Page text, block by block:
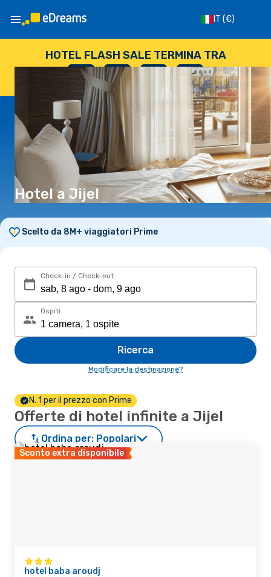
IT (€)
HOTEL FLASH SALE TERMINA TRA
--
GIORNI
: --
ORE
: --
SECONDI
Hotel a Jijel
Scelto da 8M+ viaggiatori Prime
Check-in / Check-out
Ospiti
Ricerca
Modificare la destinazione?
N. 1 per il prezzo con Prime
Offerte di hotel infinite a Jijel
Ordina per: Popolari
Sconto extra disponibile
hotel baba aroudj